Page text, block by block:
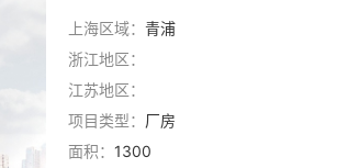
上海区域： 青浦
浙江地区：
江苏地区：
项目类型： 厂房
面积： 1300